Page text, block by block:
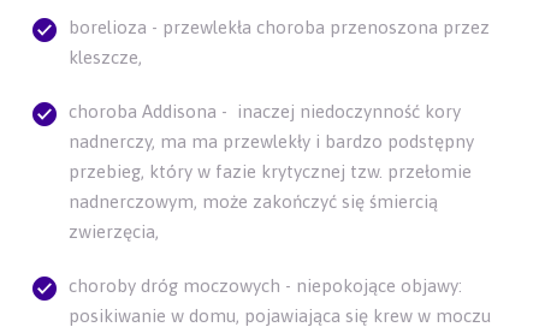
borelioza - przewlekła choroba przenoszona przez
kleszcze,
choroba Addisona - inaczej niedoczynność kory
nadnerczy, ma ma przewlekły i bardzo podstępny
przebieg, który w fazie krytycznej tzw. przełomie
nadnerczowym, może zakończyć się śmiercią
zwierzęcia,
choroby dróg moczowych - niepokojące objawy:
posikiwanie w domu, pojawiająca się krew w moczu